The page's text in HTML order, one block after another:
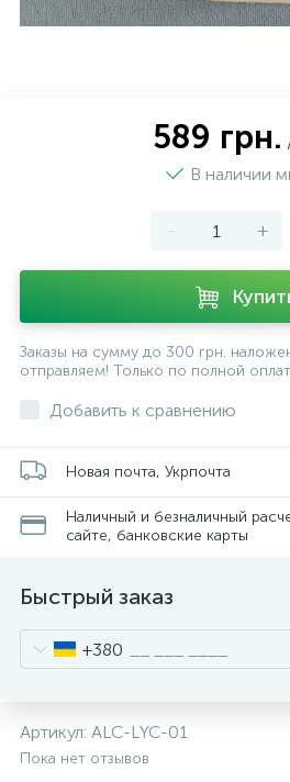
589 грн.
В наличии
- +
Заказы на сумму до 300 грн.
отправляем! Только по полной
Добавить к сравнению
Новая почта, Укрпочта
Наличный и безналичный
сайте, банковские карты
Быстрый заказ
+380
Артикул: ALC-LYC-01
Пока нет отзывов